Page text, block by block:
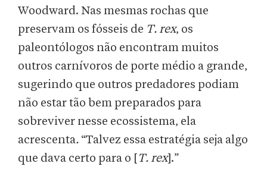
Woodward. Nas mesmas rochas que
preservam os fósseis de T. rex, os
paleontólogos não encontram muitos
outros carnívoros de porte médio a grande,
sugerindo que outros predadores podiam
não estar tão bem preparados para
sobreviver nesse ecossistema, ela
acrescenta. “Talvez essa estratégia seja algo
que dava certo para o [T. rex].”